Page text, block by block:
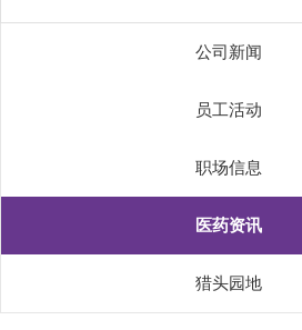
公司新闻
员工活动
职场信息
医药资讯
猎头园地